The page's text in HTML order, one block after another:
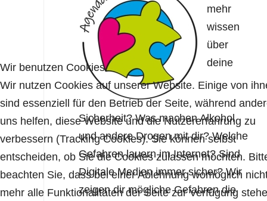
mehr
wissen
über
deine
Sicherheit? Was machen Alkohol
und andere Drogen mit dir? Welche
Gefahren lauern im Internet? Sind
Digitale Medien immer sicher? Wir
zeigen dir mögliche Gefahren die
Wir benutzen Cookies
Wir nutzen Cookies auf unserer Website. Einige von
sind essenziell für den Betrieb der Seite, während
uns helfen, diese Website und die Nutzererfahrung zu
verbessern (Tracking Cookies). Sie können selbst
entscheiden, ob Sie die Cookies zulassen möchten.
beachten Sie, dass bei einer Ablehnung womöglich
mehr alle Funktionalitäten der Seite zur Verfügung